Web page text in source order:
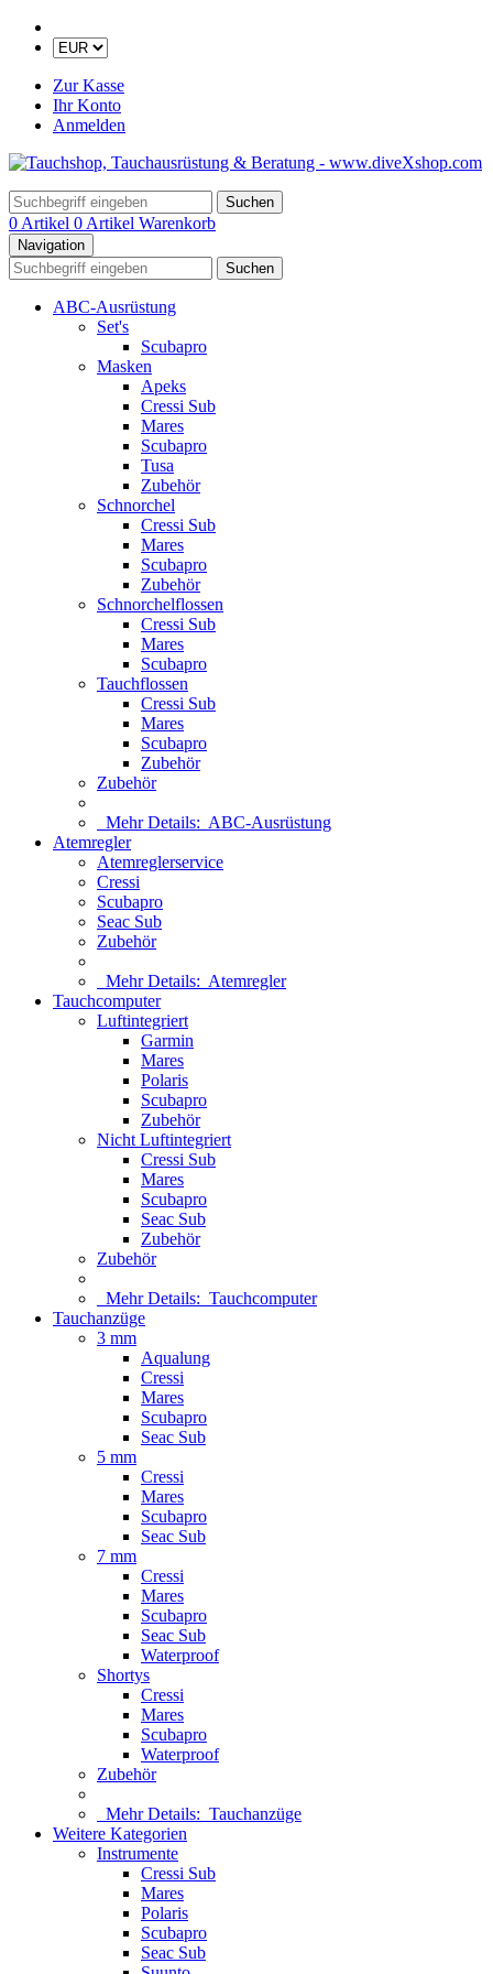
Zur Kasse
Ihr Konto
Anmelden
Suchen
0 Artikel 0 Artikel Warenkorb
Navigation
Suchen
ABC-Ausrüstung
Set's
Scubapro
Masken
Apeks
Cressi Sub
Mares
Scubapro
Tusa
Zubehör
Schnorchel
Cressi Sub
Mares
Scubapro
Zubehör
Schnorchelflossen
Cressi Sub
Mares
Scubapro
Tauchflossen
Cressi Sub
Mares
Scubapro
Zubehör
Zubehör
Mehr Details: ABC-Ausrüstung
Atemregler
Atemreglerservice
Cressi
Scubapro
Seac Sub
Zubehör
Mehr Details: Atemregler
Tauchcomputer
Luftintegriert
Garmin
Mares
Polaris
Scubapro
Zubehör
Nicht Luftintegriert
Cressi Sub
Mares
Scubapro
Seac Sub
Zubehör
Zubehör
Mehr Details: Tauchcomputer
Tauchanzüge
3 mm
Aqualung
Cressi
Mares
Scubapro
Seac Sub
5 mm
Cressi
Mares
Scubapro
Seac Sub
7 mm
Cressi
Mares
Scubapro
Seac Sub
Waterproof
Shortys
Cressi
Mares
Scubapro
Waterproof
Zubehör
Mehr Details: Tauchanzüge
Weitere Kategorien
Instrumente
Cressi Sub
Mares
Polaris
Scubapro
Seac Sub